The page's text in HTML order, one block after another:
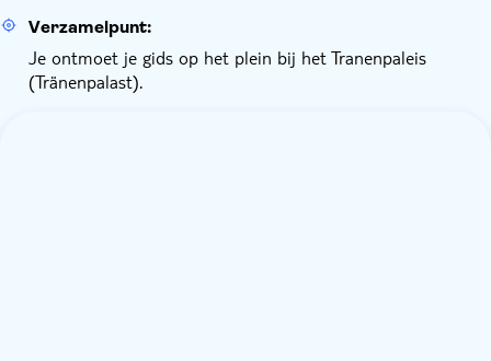
Verzamelpunt:
Je ontmoet je gids op het plein bij het Tranenpaleis
(Tränenpalast).